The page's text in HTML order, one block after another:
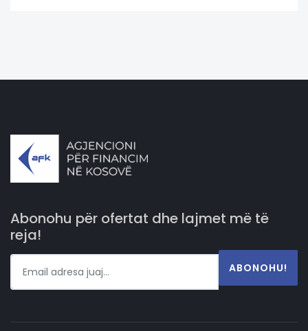
Abonohu për ofertat dhe lajmet më të
reja!
ABONOHU!